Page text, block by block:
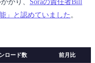
かり、 Soraの責任者Bill
」と認めていました 。
ロード数 前月比